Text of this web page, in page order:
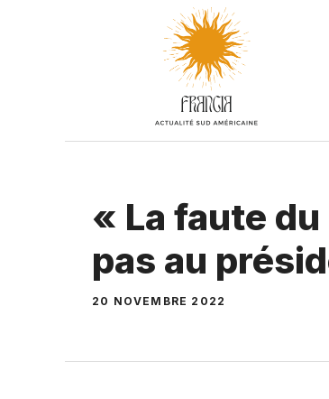
« La faute
pas au
20 NOVEMBRE 2022